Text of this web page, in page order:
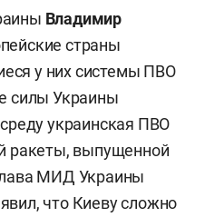
Владимир
страны
у них системы ПВО
силы Украины
украинская ПВО
ракеты, выпущенной
МИД Украины
что Киеву сложно